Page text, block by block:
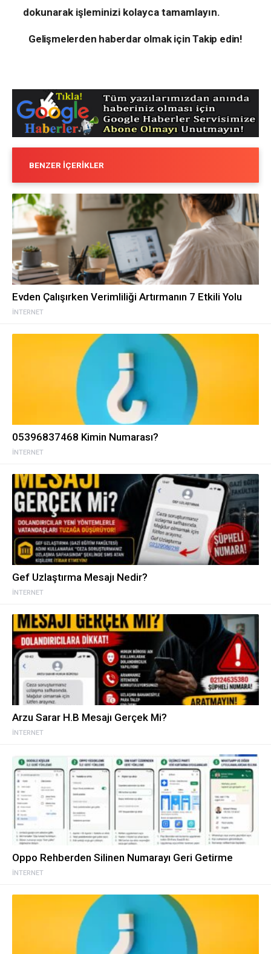
dokunarak işleminizi kolayca tamamlayın.
Gelişmelerden haberdar olmak için Takip edin!
BENZER İÇERIKLER
İNTERNET
Evden Çalışırken Verimliliği Artırmanın 7 Etkili Yolu
İNTERNET
05396837468 Kimin Numarası?
İNTERNET
Gef Uzlaştırma Mesajı Nedir?
İNTERNET
Arzu Sarar H.B Mesajı Gerçek Mi?
İNTERNET
Oppo Rehberden Silinen Numarayı Geri Getirme